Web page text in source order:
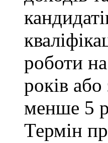
роботи
років
менше 5
Термін